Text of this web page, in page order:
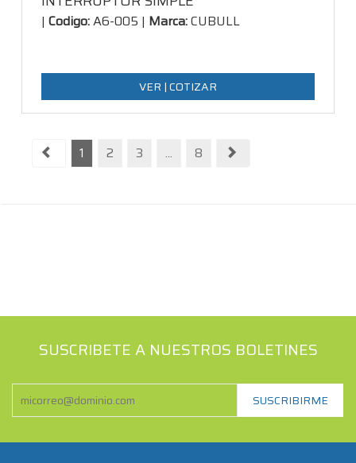
| Codigo:A6-005 | Marca:CUBULL
1 2 3 ... 8
SUSCRIBETE A NUESTROS BOLETINES